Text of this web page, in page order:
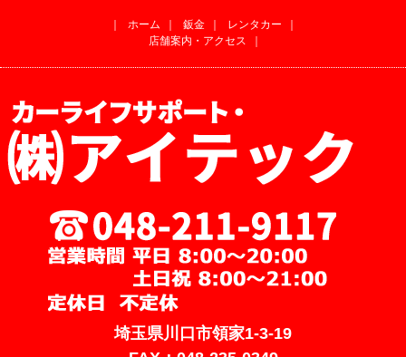
｜ ホーム ｜ 鈑金 ｜ レンタカー
｜
店舗案内・アクセス
｜
埼玉県川口市領家1-3-19